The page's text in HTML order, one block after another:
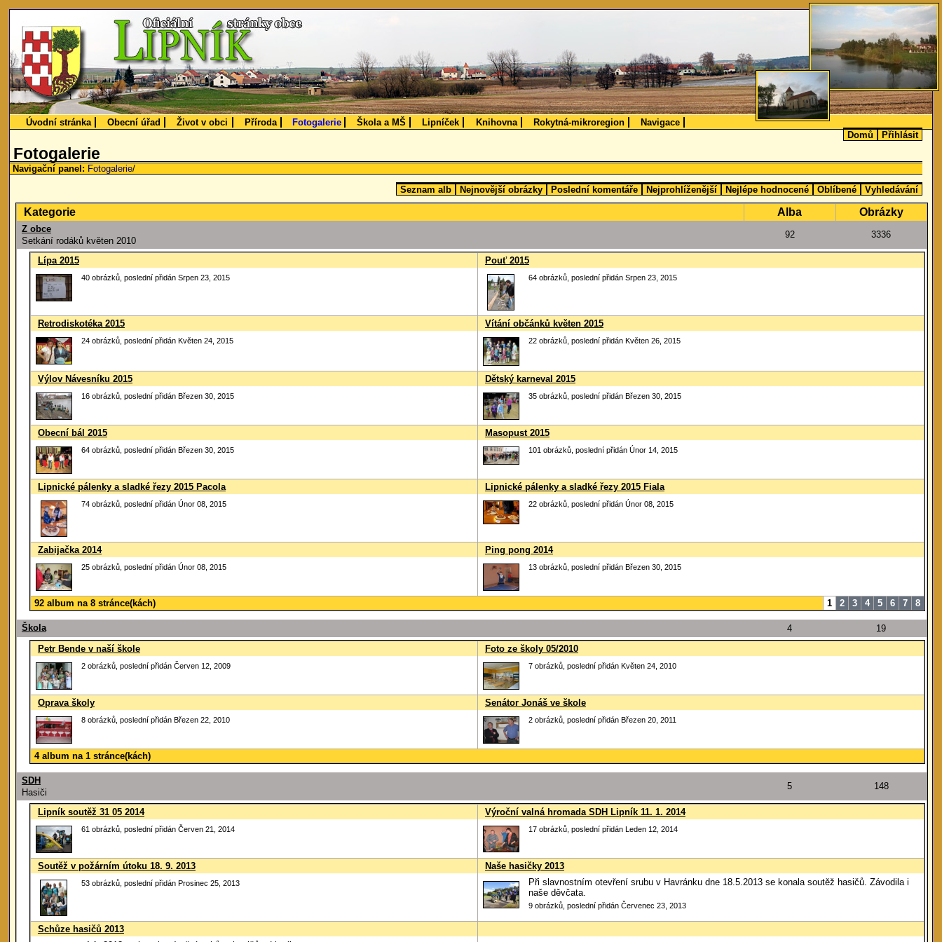
Úvodní stránka Obecní úřad Život v obci Příroda Fotogalerie Škola a MŠ Lipníček Knihovna Rokytná-mikroregion
Navigace
Domů
Přihlásit
Fotogalerie
Navigační panel: Fotogalerie/
Seznam alb Nejnovější obrázky Poslední komentáře Nejprohlíženější Nejlépe hodnocené Oblíbené Vyhledávání
Kategorie Alba Obrázky
Z obce
Setkání rodáků květen 2010
92 3336
Lípa 2015
40 obrázků, poslední přidán Srpen 23, 2015
Pouť 2015
64 obrázků, poslední přidán Srpen 23, 2015
Retrodiskotéka 2015
24 obrázků, poslední přidán Květen 24, 2015
Vítání občánků květen 2015
22 obrázků, poslední přidán Květen 26, 2015
Výlov Návesníku 2015
16 obrázků, poslední přidán Březen 30, 2015
Dětský karneval 2015
35 obrázků, poslední přidán Březen 30, 2015
Obecní bál 2015
64 obrázků, poslední přidán Březen 30, 2015
Masopust 2015
101 obrázků, poslední přidán Únor 14, 2015
Lipnické pálenky a sladké řezy 2015 Pacola
74 obrázků, poslední přidán Únor 08, 2015
Lipnické pálenky a sladké řezy 2015 Fiala
22 obrázků, poslední přidán Únor 08, 2015
Zabijačka 2014
25 obrázků, poslední přidán Únor 08, 2015
Ping pong 2014
13 obrázků, poslední přidán Březen 30, 2015
92 album na 8 stránce(kách) 1 2 3 4 5 6 7 8
Škola 4
19
Petr Bende v naší škole
2 obrázků, poslední přidán Červen 12, 2009
Foto ze školy 05/2010
7 obrázků, poslední přidán Květen 24, 2010
Oprava školy
8 obrázků, poslední přidán Březen 22, 2010
Senátor Jonáš ve škole
2 obrázků, poslední přidán Březen 20, 2011
4 album na 1 stránce(kách)
SDH
Hasiči
5 148
Lipník soutěž 31 05 2014
61 obrázků, poslední přidán Červen 21, 2014
Výroční valná hromada SDH Lipník 11. 1. 2014
17 obrázků, poslední přidán Leden 12, 2014
Soutěž v požárním útoku 18. 9. 2013
53 obrázků, poslední přidán Prosinec 25, 2013
Naše hasičky 2013
Při slavnostním otevření srubu v Havránku dne 18.5.2013 se konala soutěž hasičů. Závodila i
naše děvčata.
9 obrázků, poslední přidán Červenec 23, 2013
Schůze hasičů 2013